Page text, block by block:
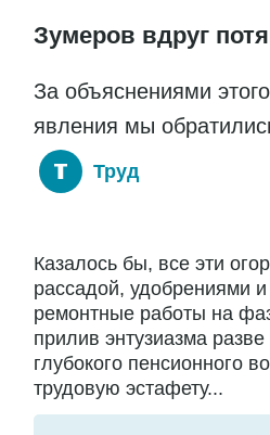
Зумеров вдруг
За объяснениями
явления мы
Труд
Казалось бы, все эти
рассадой, удобрениями
ремонтные работы на
прилив энтузиазма
глубокого пенсионного
трудовую эстафету...